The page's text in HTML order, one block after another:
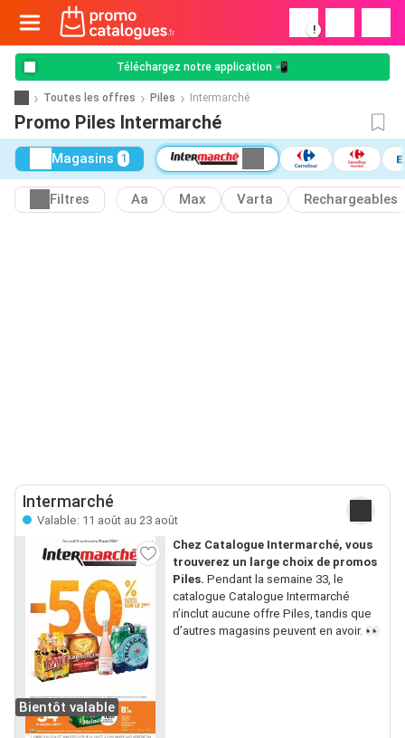
!
Téléchargez notre application 📲
Toutes les offres Piles Intermarché
Promo Piles Intermarché
Magasins 1
Filtres Aa Max Varta Rechargeables
Intermarché
Valable: 11 août au 23 août
Bientôt valable
Chez Catalogue Intermarché, vous
trouverez un large choix de promos
Piles. Pendant la semaine 33, le
catalogue Catalogue Intermarché
n’inclut aucune offre Piles, tandis que
d’autres magasins peuvent en avoir. 👀